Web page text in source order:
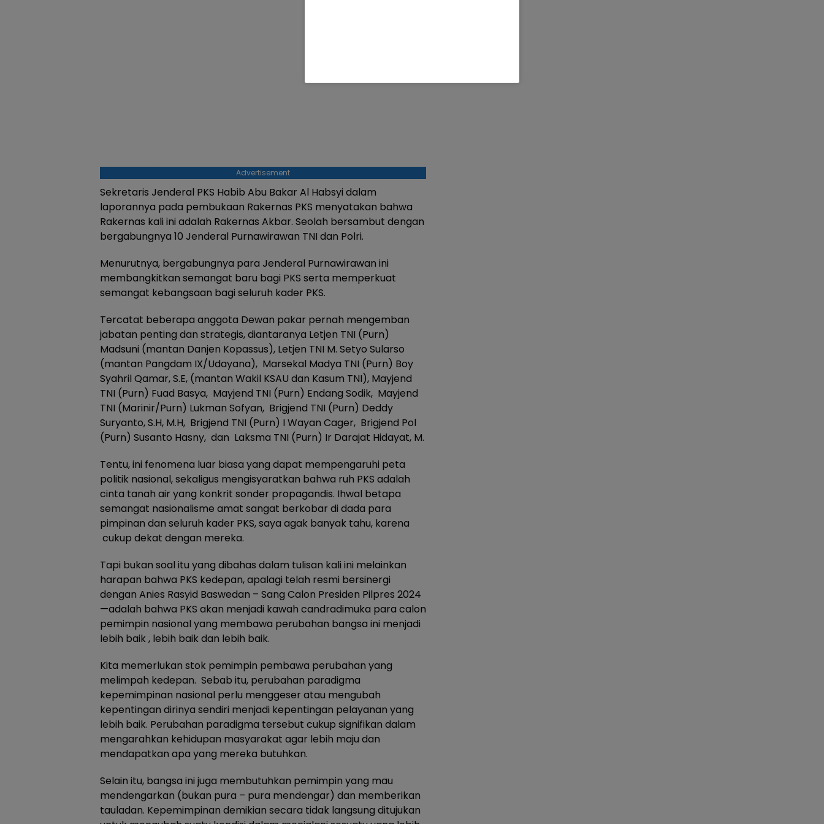
Advertisement
Sekretaris Jenderal PKS Habib Abu Bakar Al Habsyi dalam
laporannya pada pembukaan Rakernas PKS menyatakan bahwa
Rakernas kali ini adalah Rakernas Akbar. Seolah bersambut dengan
bergabungnya 10 Jenderal Purnawirawan TNI dan Polri.
Menurutnya, bergabungnya para Jenderal Purnawirawan ini
membangkitkan semangat baru bagi PKS serta memperkuat
semangat kebangsaan bagi seluruh kader PKS.
Tercatat beberapa anggota Dewan pakar pernah mengemban
jabatan penting dan strategis, diantaranya Letjen TNI (Purn)
Madsuni (mantan Danjen Kopassus), Letjen TNI M. Setyo Sularso
(mantan Pangdam IX/Udayana), Marsekal Madya TNI (Purn) Boy
Syahril Qamar, S.E, (mantan Wakil KSAU dan Kasum TNI), Mayjend
TNI (Purn) Fuad Basya, Mayjend TNI (Purn) Endang Sodik, Mayjend
TNI (Marinir/Purn) Lukman Sofyan, Brigjend TNI (Purn) Deddy
Suryanto, S.H, M.H, Brigjend TNI (Purn) I Wayan Cager, Brigjend Pol
(Purn) Susanto Hasny, dan Laksma TNI (Purn) Ir Darajat Hidayat, M.
Tentu, ini fenomena luar biasa yang dapat mempengaruhi peta
politik nasional, sekaligus mengisyaratkan bahwa ruh PKS adalah
cinta tanah air yang konkrit sonder propagandis. Ihwal betapa
semangat nasionalisme amat sangat berkobar di dada para
pimpinan dan seluruh kader PKS, saya agak banyak tahu, karena
cukup dekat dengan mereka.
Tapi bukan soal itu yang dibahas dalam tulisan kali ini melainkan
harapan bahwa PKS kedepan, apalagi telah resmi bersinergi
dengan Anies Rasyid Baswedan – Sang Calon Presiden Pilpres 2024
—adalah bahwa PKS akan menjadi kawah candradimuka para calon
pemimpin nasional yang membawa perubahan bangsa ini menjadi
lebih baik , lebih baik dan lebih baik.
Kita memerlukan stok pemimpin pembawa perubahan yang
melimpah kedepan. Sebab itu, perubahan paradigma
kepemimpinan nasional perlu menggeser atau mengubah
kepentingan dirinya sendiri menjadi kepentingan pelayanan yang
lebih baik. Perubahan paradigma tersebut cukup signifikan dalam
mengarahkan kehidupan masyarakat agar lebih maju dan
mendapatkan apa yang mereka butuhkan.
Selain itu, bangsa ini juga membutuhkan pemimpin yang mau
mendengarkan (bukan pura – pura mendengar) dan memberikan
tauladan. Kepemimpinan demikian secara tidak langsung ditujukan